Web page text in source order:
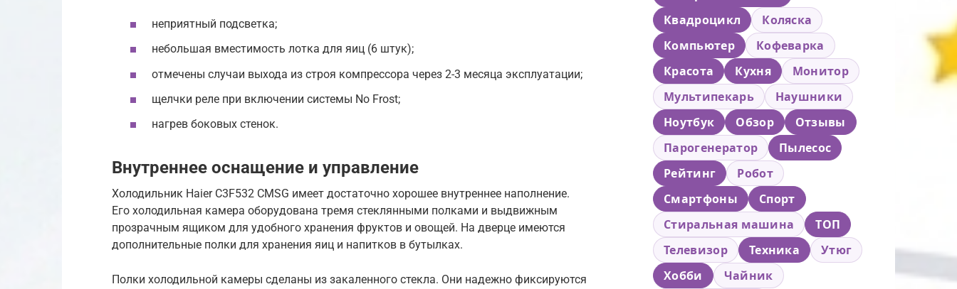
неприятный подсветка;
небольшая вместимость лотка для яиц (6 штук);
отмечены случаи выхода из строя компрессора через 2-3 месяца эксплуатации;
щелчки реле при включении системы No Frost;
нагрев боковых стенок.
Внутреннее оснащение и управление
Холодильник Haier C3F532 CMSG имеет достаточно хорошее внутреннее наполнение.
Его холодильная камера оборудована тремя стеклянными полками и выдвижным
прозрачным ящиком для удобного хранения фруктов и овощей. На дверце имеются
дополнительные полки для хранения яиц и напитков в бутылках.
Полки холодильной камеры сделаны из закаленного стекла. Они надежно фиксируются
Квадроцикл
Коляска
Компьютер
Кофеварка
Красота
Кухня
Монитор
Мультипекарь
Наушники
Ноутбук
Обзор
Отзывы
Парогенератор
Пылесос
Рейтинг
Робот
Смартфоны
Спорт
Стиральная машина
ТОП
Телевизор
Техника
Утюг
Хобби
Чайник